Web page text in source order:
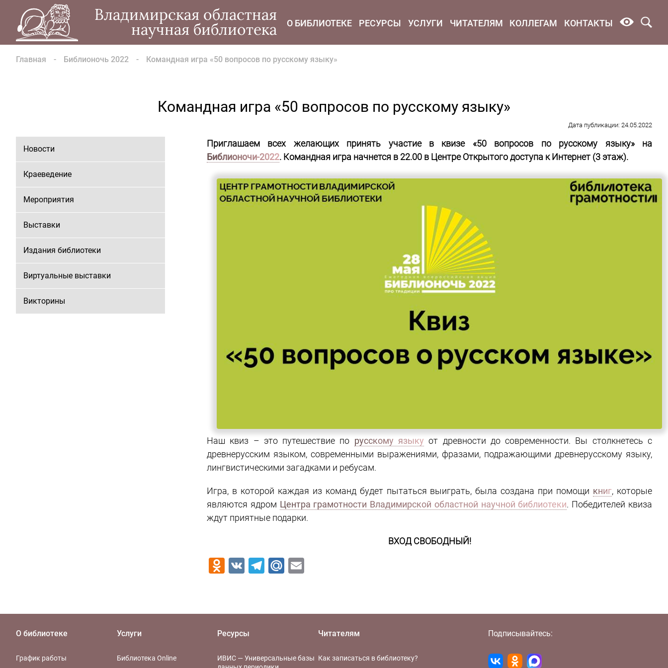
Владимирская областная
научная библиотека
О БИБЛИОТЕКЕ РЕСУРСЫ УСЛУГИ ЧИТАТЕЛЯМ КОЛЛЕГАМ КОНТАКТЫ
Главная Библионочь 2022 Командная игра «50 вопросов по русскому языку»
Командная игра «50 вопросов по русскому языку»
Дата публикации: 24.05.2022
Новости
Краеведение
Мероприятия
Выставки
Издания библиотеки
Виртуальные выставки
Викторины
Приглашаем всех желающих принять участие в квизе «50 вопросов по русскому языку» на
Библионочи-2022. Командная игра начнется в 22.00 в Центре Открытого доступа к Интернет (3 этаж).
Наш квиз – это путешествие по русскому языку от древности до современности. Вы столкнетесь с
древнерусским языком, современными выражениями, фразами, подражающими древнерусскому языку,
лингвистическими загадками и ребусам.
Игра, в которой каждая из команд будет пытаться выиграть, была создана при помощи книг, которые
являются ядром Центра грамотности Владимирской областной научной библиотеки. Победителей квиза
ждут приятные подарки.
ВХОД СВОБОДНЫЙ!
Odnoklassniki
VK Telegram
Mail.Ru
О библиотеке
График работы
Услуги
Библиотека Online
Ресурсы
ИВИС — Универсальные базы
Читателям
Как записаться в библиотеку?
Подписывайтесь: